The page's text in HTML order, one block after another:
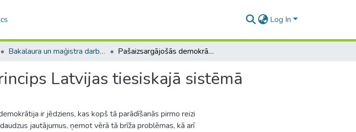
Log In
Bakalaura un maģistra darbi (JF) / Bachelor's and Master's theses Pašaizsargājošās demokrātijas princips Latvijas tiesiskajā sistēmā
Latvijas tiesiskajā sistēmā
ir jēdziens, kas kopš tā parādīšanās pirmo reizi
jautājumus, ņemot vērā tā brīža problēmas, kā arī